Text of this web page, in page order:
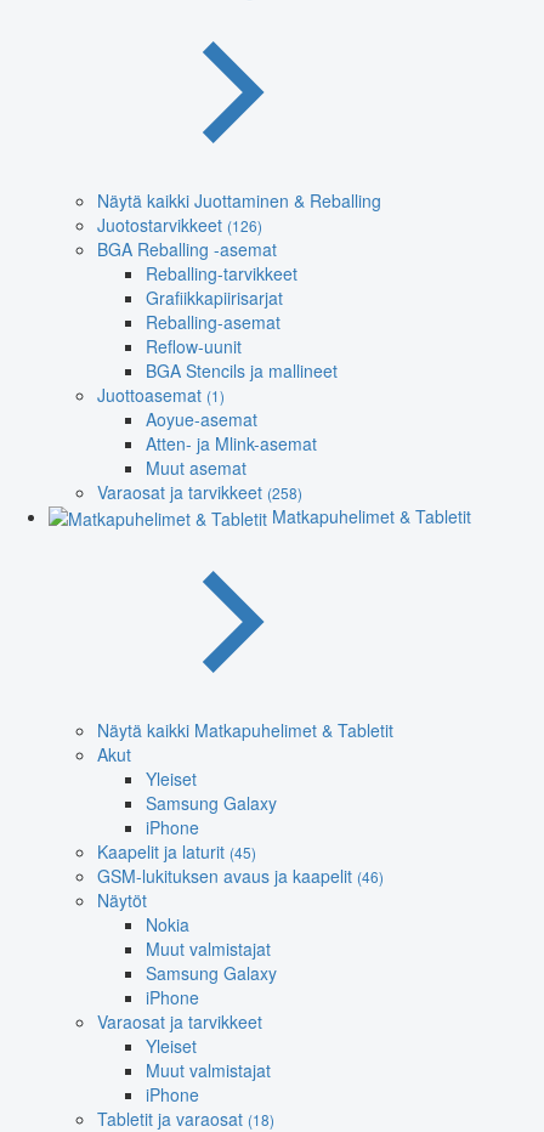
Näytä kaikki Juottaminen & Reballing
Juotostarvikkeet (126)
BGA Reballing -asemat
Reballing-tarvikkeet
Grafiikkapiirisarjat
Reballing-asemat
Reflow-uunit
BGA Stencils ja mallineet
Juottoasemat (1)
Aoyue-asemat
Atten- ja Mlink-asemat
Muut asemat
Varaosat ja tarvikkeet (258)
Matkapuhelimet & Tabletit
Näytä kaikki Matkapuhelimet & Tabletit
Akut
Yleiset
Samsung Galaxy
iPhone
Kaapelit ja laturit (45)
GSM-lukituksen avaus ja kaapelit (46)
Näytöt
Nokia
Muut valmistajat
Samsung Galaxy
iPhone
Varaosat ja tarvikkeet
Yleiset
Muut valmistajat
iPhone
Tabletit ja varaosat (18)